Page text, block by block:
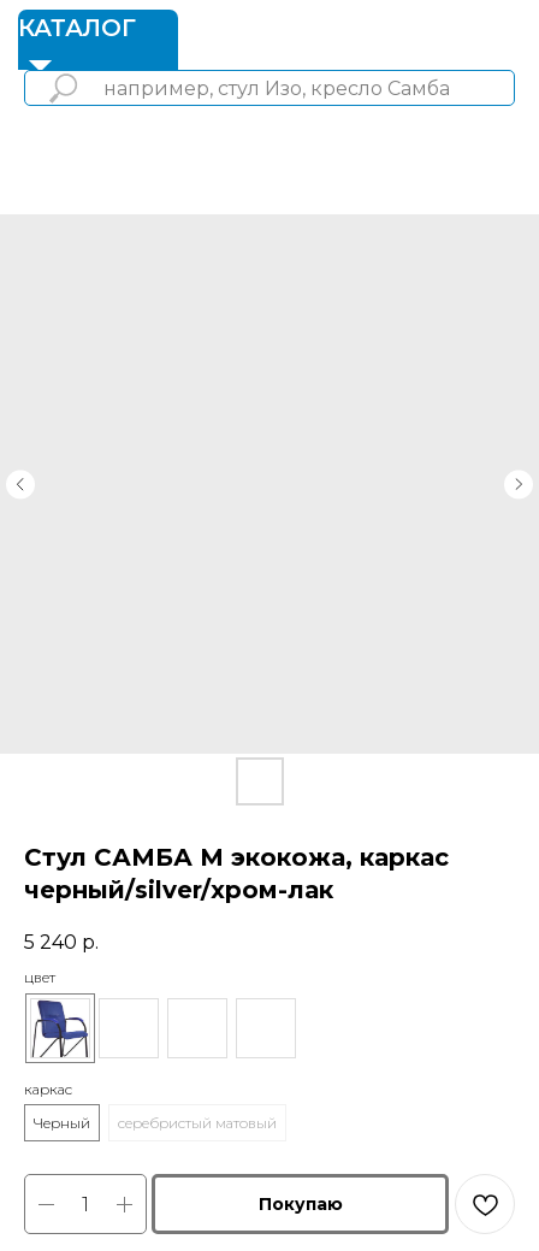
КАТАЛОГ
Стул САМБА М экокожа, каркас
черный/silver/хром-лак
5 240 р.
цвет
каркас
Черный
серебристый матовый
Покупаю